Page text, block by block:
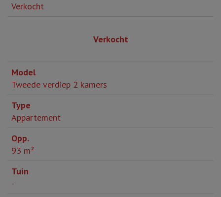
Verkocht
Verkocht
Tweede verdiep 2 kamers
Appartement
93 m²
-